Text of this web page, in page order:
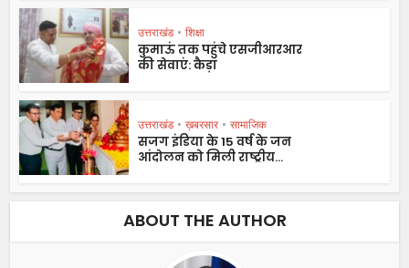
उत्तराखंड • शिक्षा
कुमाऊं तक पहुंचे एसजीआरआर
की सेवाएं: कैड़ा
उत्तराखंड • ख़बरसार • सामाजिक
सजग इंडिया के 15 वर्ष के जन
आंदोलन को मिली राष्ट्रीय...
ABOUT THE AUTHOR